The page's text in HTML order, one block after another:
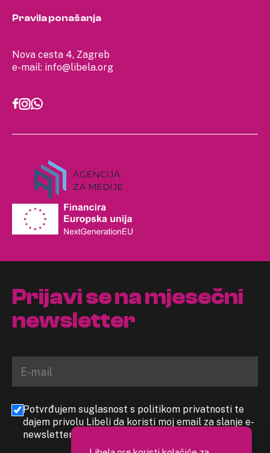
Nova cesta 4, Zagreb
e-mail: info@libela.org
Pravila ponašanja
Prijavi se na mjesečni
newsletter
Potvrđujem suglasnost s politikom privatnosti te
dajem privolu Libeli da koristi moj email za slanje e-
newslettera